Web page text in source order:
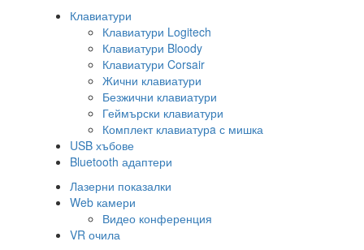
Клавиатури
Клавиатури Logitech
Клавиатури Bloody
Клавиатури Corsair
Жични клавиатури
Безжични клавиатури
Геймърски клавиатури
Комплект клавиатурa с мишка
USB хъбове
Bluetooth адаптери
Лазерни показалки
Web камери
Видео конференция
VR очила